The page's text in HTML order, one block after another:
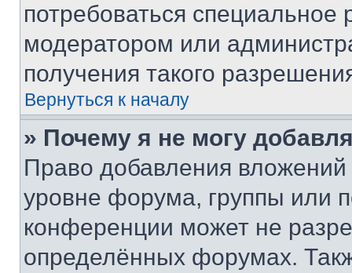
потребоваться
модератором или
получения такого
Вернуться к началу
» Почему я не могу
Право добавления
уровне форума, группы или
конференции может не
определённых форумах.